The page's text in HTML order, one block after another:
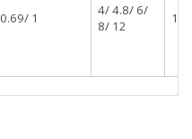
0.69/ 1
4/ 4.8/ 6/
8/ 12